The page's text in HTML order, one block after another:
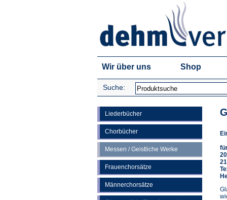
Wir über uns Shop
Suche:
Liederbücher
Chorbücher
Messen / Geistliche Werke
Frauenchorsätze
Männerchorsätze